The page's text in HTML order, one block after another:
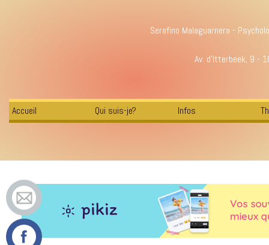
Serafino Malaguarnera -
Av. d'Itterbeek, 9 -
Accueil Qui suis-je? Infos